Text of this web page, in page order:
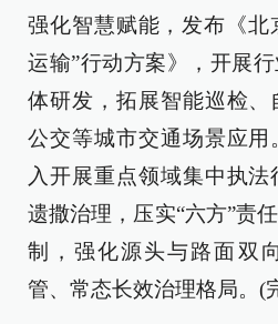
强化智慧赋能，发布《北
运输”行动方案》，开展
体研发，拓展智能巡检
公交等城市交通场景应
入开展重点领域集中执
遗撒治理，压实“六方”责
制，强化源头与路面双
管、常态长效治理格局。(